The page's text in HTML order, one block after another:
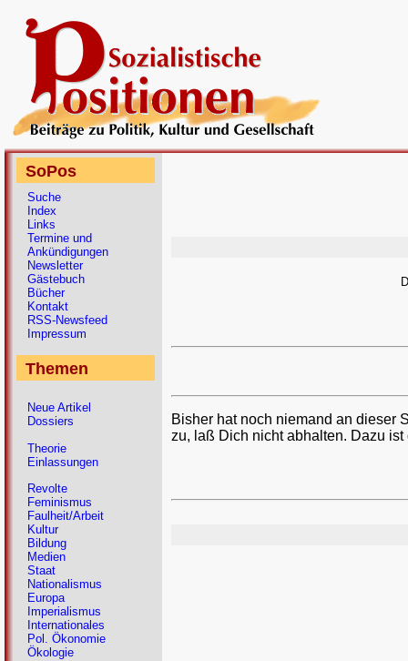
Bisher hat noch niemand an dieser
zu, laß Dich nicht abhalten. Dazu
SoPos
Suche
Index
Links
Termine und
Ankündigungen
Newsletter
Gästebuch
Bücher
Kontakt
RSS-Newsfeed
Impressum
Themen
Neue Artikel
Dossiers
Theorie
Einlassungen
Revolte
Feminismus
Faulheit/Arbeit
Kultur
Bildung
Medien
Staat
Nationalismus
Europa
Imperialismus
Internationales
Pol. Ökonomie
Ökologie